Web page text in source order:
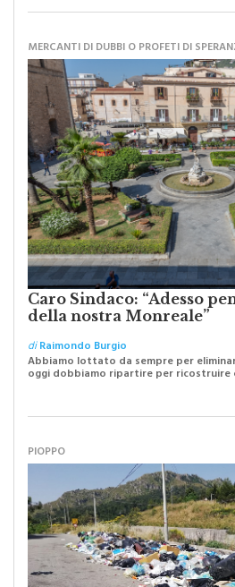
Caro Sindaco: “Adesso
della nostra Monreale”
diRaimondo Burgio
Abbiamo lottato da sempre per
oggi dobbiamo ripartire per ricostruire